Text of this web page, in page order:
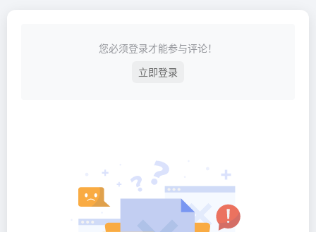
您必须登录才能参与评论！
立即登录